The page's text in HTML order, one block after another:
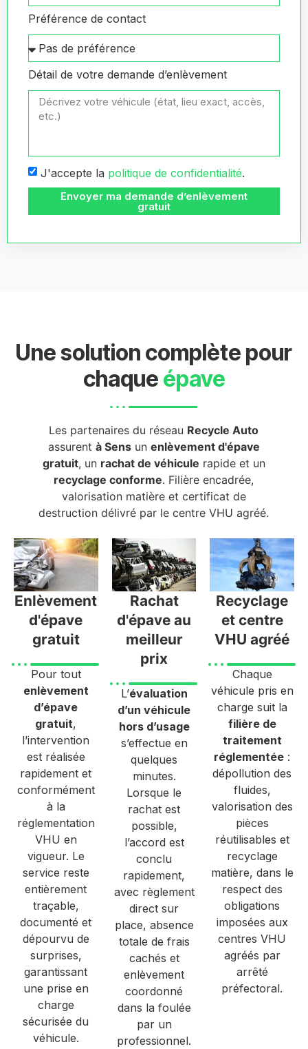
Préférence de contact
Détail de votre demande d’enlèvement
J'accepte la politique de confidentialité.
Envoyer ma demande d’enlèvement
gratuit
Une solution complète pour
chaque épave
Les partenaires du réseau Recycle Auto
assurent à Sensun enlèvement d'épave
gratuit, un rachat de véhicule rapide et un
recyclage conforme. Filière encadrée,
valorisation matière et certificat de
destruction délivré par le centre VHU agréé.
Enlèvement
d'épave
gratuit
Pour tout
enlèvement
d’épave
gratuit,
l’intervention
est réalisée
rapidement et
conformément
à la
réglementation
VHU en
vigueur. Le
service reste
entièrement
traçable,
documenté et
dépourvu de
surprises,
garantissant
une prise en
charge
sécurisée du
véhicule.
Rachat
d'épave au
meilleur
prix
L’évaluation
d’un véhicule
hors d’usage
s’effectue en
quelques
minutes.
Lorsque le
rachat est
possible,
l’accord est
conclu
rapidement,
avec règlement
direct sur
place, absence
totale de frais
cachés et
enlèvement
coordonné
dans la foulée
par un
professionnel.
Recyclage
et centre
VHU agréé
Chaque
véhicule pris en
charge suit la
filière de
traitement
réglementée :
dépollution des
fluides,
valorisation des
pièces
réutilisables et
recyclage
matière, dans le
respect des
obligations
imposées aux
centres VHU
agréés par
arrêté
préfectoral.